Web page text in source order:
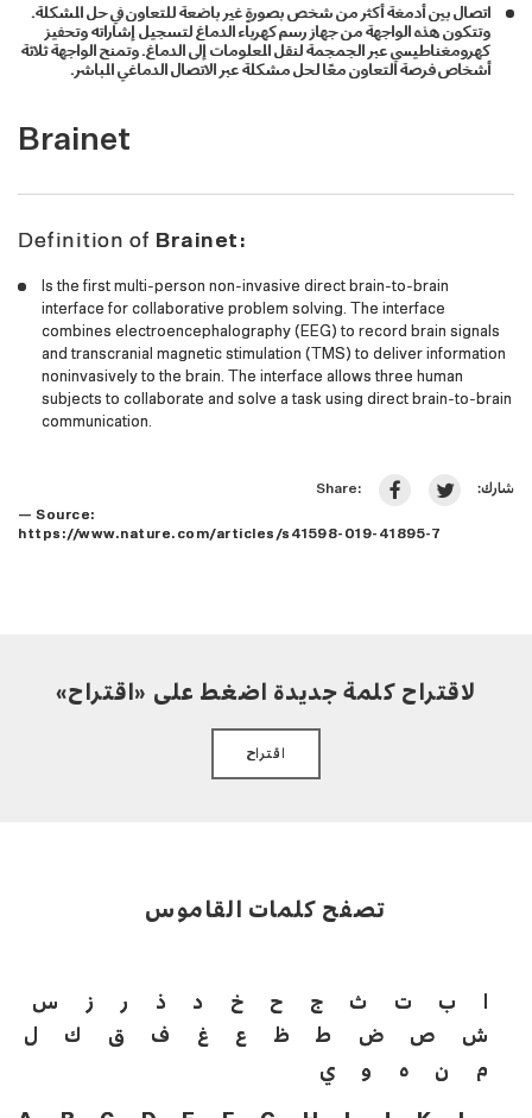
Brainet
Definition of Brainet:
Is the first multi-person non-invasive direct brain-to-brain
interface for collaborative problem solving. The interface
combines electroencephalography (EEG) to record brain signals
and transcranial magnetic stimulation (TMS) to deliver information
noninvasively to the brain. The interface allows three human
subjects to collaborate and solve a task using direct brain-to-brain
communication.
اتصال بين أدمغة أكثر من شخص بصورةٍ غير باضعة للتعاون في حل المشكلة.
وتتكون هذه الواجهة من جهاز رسم كهرباء الدماغ لتسجيل إشاراته وتحفيز
كهرومغناطيسي عبر الجمجمة لنقل المعلومات إلى الدماغ. وتمنح الواجهة ثلاثة
أشخاص فرصة التعاون معًا لحل مشكلة عبر الاتصال الدماغي المباشر.
— Source:
https://www.nature.com/articles/s41598-019-41895-7
Share: شارك:
لاقتراح كلمة جديدة اضغط على «اقتراح»
اقتراح
تصفح كلمات القاموس
ا ب ت ث ج ح خ د ذ ر ز
س
ش
ص ض ط ظ ع غ ف ق ك
ل
م
ن ه و ي